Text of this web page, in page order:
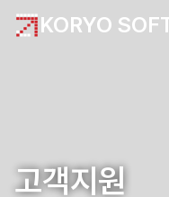
KORYO
고객지원